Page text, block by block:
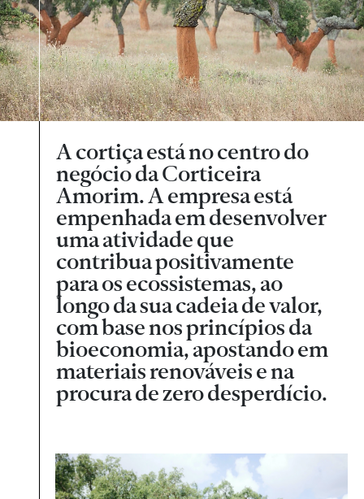
A cortiça está no centro do
negócio da Corticeira
Amorim. A empresa está
empenhada em desenvolver
uma atividade que
contribua positivamente
para os ecossistemas, ao
longo da sua cadeia de valor,
com base nos princípios da
bioeconomia, apostando em
materiais renováveis e na
procura de zero desperdício.